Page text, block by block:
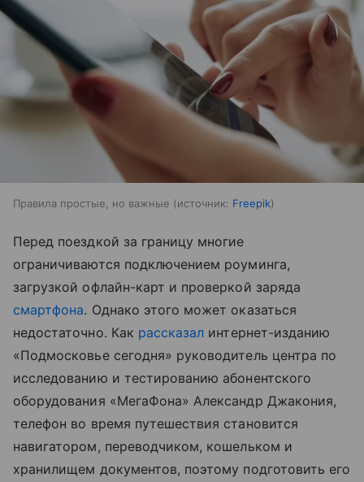
Правила простые, но важные источник: Freepik
Перед поездкой за границу многие
ограничиваются подключением роуминга,
загрузкой офлайн-карт и проверкой заряда
смартфона. Однако этого может оказаться
недостаточно. Как рассказал интернет-изданию
«Подмосковье сегодня» руководитель центра по
исследованию и тестированию абонентского
оборудования «МегаФона» Александр Джакония,
телефон во время путешествия становится
навигатором, переводчиком, кошельком и
хранилищем документов, поэтому подготовить его